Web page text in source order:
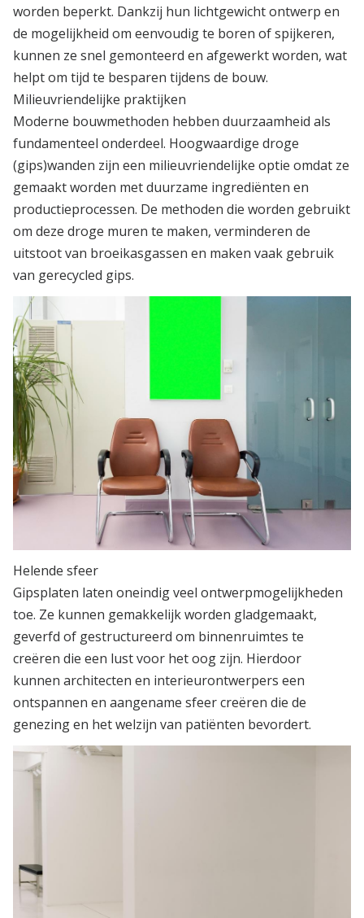
worden beperkt. Dankzij hun lichtgewicht ontwerp en
de mogelijkheid om eenvoudig te boren of spijkeren,
kunnen ze snel gemonteerd en afgewerkt worden, wat
helpt om tijd te besparen tijdens de bouw.
Milieuvriendelijke praktijken
Moderne bouwmethoden hebben duurzaamheid als
fundamenteel onderdeel. Hoogwaardige droge
(gips)wanden zijn een milieuvriendelijke optie omdat ze
gemaakt worden met duurzame ingrediënten en
productieprocessen. De methoden die worden gebruikt
om deze droge muren te maken, verminderen de
uitstoot van broeikasgassen en maken vaak gebruik
van gerecycled gips.
Helende sfeer
Gipsplaten laten oneindig veel ontwerpmogelijkheden
toe. Ze kunnen gemakkelijk worden gladgemaakt,
geverfd of gestructureerd om binnenruimtes te
creëren die een lust voor het oog zijn. Hierdoor
kunnen architecten en interieurontwerpers een
ontspannen en aangename sfeer creëren die de
genezing en het welzijn van patiënten bevordert.